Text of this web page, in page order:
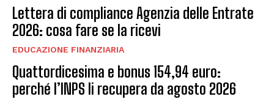
Lettera di compliance Agenzia delle Entrate
2026: cosa fare se la ricevi
EDUCAZIONE FINANZIARIA
Quattordicesima e bonus 154,94 euro:
perché l’INPS li recupera da agosto 2026